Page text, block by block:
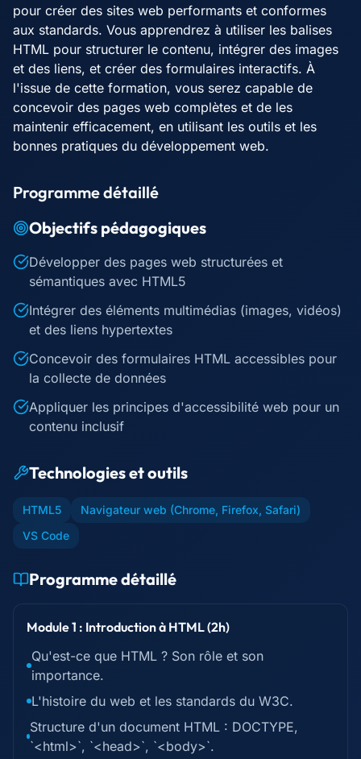
pour créer des sites web performants et conformes
aux standards. Vous apprendrez à utiliser les balises
HTML pour structurer le contenu, intégrer des images
et des liens, et créer des formulaires interactifs. À
l'issue de cette formation, vous serez capable de
concevoir des pages web complètes et de les
maintenir efficacement, en utilisant les outils et les
bonnes pratiques du développement web.
Programme détaillé
Objectifs pédagogiques
Développer des pages web structurées et
sémantiques avec HTML5
Intégrer des éléments multimédias (images, vidéos)
et des liens hypertextes
Concevoir des formulaires HTML accessibles pour
la collecte de données
Appliquer les principes d'accessibilité web pour un
contenu inclusif
Technologies et outils
HTML5
Navigateur web (Chrome, Firefox, Safari)
VS Code
Programme détaillé
Module 1 : Introduction à HTML (2h)
Qu'est-ce que HTML ? Son rôle et son
importance.
L'histoire du web et les standards du W3C.
Structure d'un document HTML : DOCTYPE,
`<html>`, `<head>`, `<body>`.